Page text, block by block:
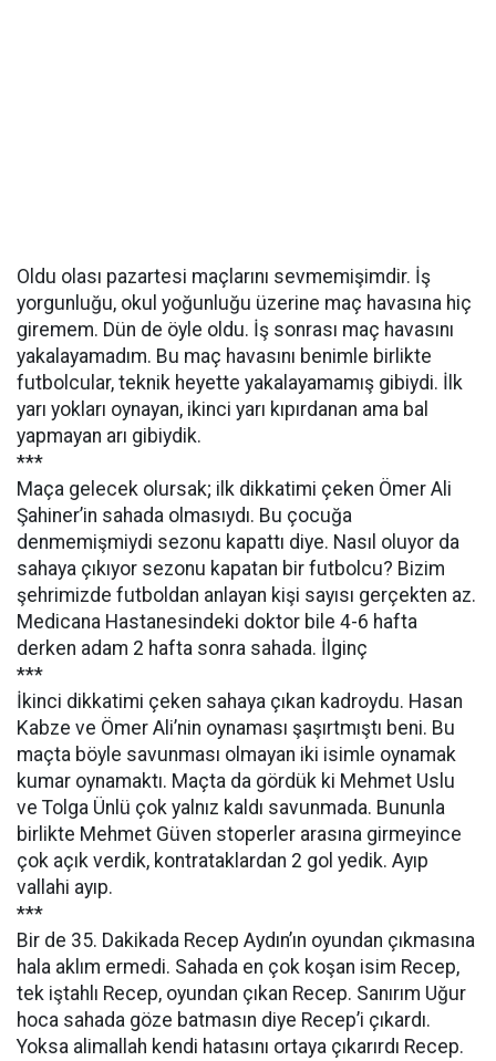
Oldu olası pazartesi maçlarını sevmemişimdir. İş
yorgunluğu, okul yoğunluğu üzerine maç havasına hiç
giremem. Dün de öyle oldu. İş sonrası maç havasını
yakalayamadım. Bu maç havasını benimle birlikte
futbolcular, teknik heyette yakalayamamış gibiydi. İlk
yarı yokları oynayan, ikinci yarı kıpırdanan ama bal
yapmayan arı gibiydik.
***
Maça gelecek olursak; ilk dikkatimi çeken Ömer Ali
Şahiner’in sahada olmasıydı. Bu çocuğa
denmemişmiydi sezonu kapattı diye. Nasıl oluyor da
sahaya çıkıyor sezonu kapatan bir futbolcu? Bizim
şehrimizde futboldan anlayan kişi sayısı gerçekten az.
Medicana Hastanesindeki doktor bile 4-6 hafta
derken adam 2 hafta sonra sahada. İlginç
***
İkinci dikkatimi çeken sahaya çıkan kadroydu. Hasan
Kabze ve Ömer Ali’nin oynaması şaşırtmıştı beni. Bu
maçta böyle savunması olmayan iki isimle oynamak
kumar oynamaktı. Maçta da gördük ki Mehmet Uslu
ve Tolga Ünlü çok yalnız kaldı savunmada. Bununla
birlikte Mehmet Güven stoperler arasına girmeyince
çok açık verdik, kontrataklardan 2 gol yedik. Ayıp
vallahi ayıp.
***
Bir de 35. Dakikada Recep Aydın’ın oyundan çıkmasına
hala aklım ermedi. Sahada en çok koşan isim Recep,
tek iştahlı Recep, oyundan çıkan Recep. Sanırım Uğur
hoca sahada göze batmasın diye Recep’i çıkardı.
Yoksa alimallah kendi hatasını ortaya çıkarırdı Recep.